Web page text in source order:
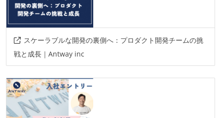
スケーラブルな開発の裏側へ：プロダクト開発チームの挑
戦と成長｜Antway inc